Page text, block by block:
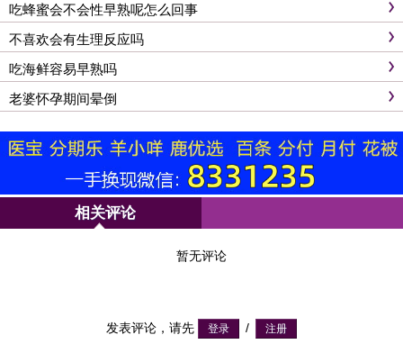
吃蜂蜜会不会性早熟呢怎么回事
不喜欢会有生理反应吗
吃海鲜容易早熟吗
老婆怀孕期间晕倒
相关评论
暂无评论
发表评论，请先 /